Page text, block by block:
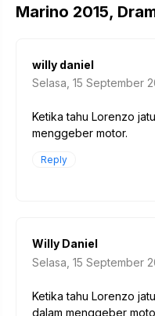
Marino 2015,
willy daniel
Selasa, 15 September
Ketika tahu Lorenzo
menggeber motor.
Reply
Willy Daniel
Selasa, 15 September
Ketika tahu Lorenzo
dalam menggeber